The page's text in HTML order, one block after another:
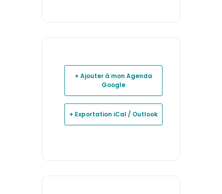
+ Ajouter à mon Agenda
Google
+ Exportation iCal / Outlook